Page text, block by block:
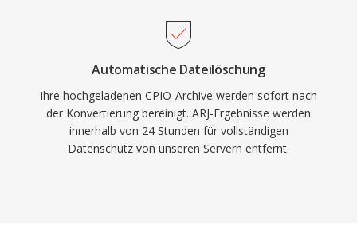
Automatische Dateilöschung
Ihre hochgeladenen CPIO-Archive werden sofort nach
der Konvertierung bereinigt. ARJ-Ergebnisse werden
innerhalb von 24 Stunden für vollständigen
Datenschutz von unseren Servern entfernt.